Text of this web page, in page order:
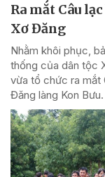
Ra mắt Câu
Xơ Đăng
Nhằm khôi phục,
thống của dân tộc
vừa tổ chức ra mắt
Đăng làng Kon Bưu.